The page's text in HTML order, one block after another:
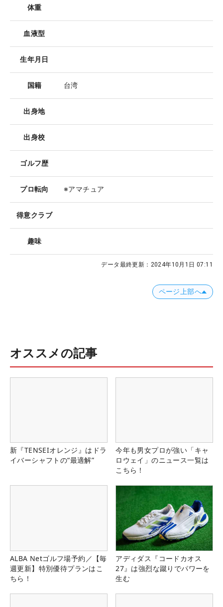
体重
血液型
生年月日
国籍 台湾
出身地
出身校
ゴルフ歴
プロ転向 ※アマチュア
得意クラブ
趣味
データ最終更新： 2024年10月1日 07:11
ページ上部へ
オススメの記事
新『TENSEIオレンジ』はドラ
イバーシャフトの“最適解”
今年も男女プロが強い「キャ
ロウェイ」のニュース一覧は
こちら！
ALBA Netゴルフ場予約／【毎
週更新】特別優待プランはこ
ちら！
アディダス『コードカオス
27』は強烈な蹴りでパワーを
生む